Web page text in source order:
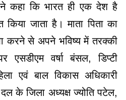
ने कहा कि भारत ही एक देश है
किया जाता है। माता पिता का
करने से अपने भविष्य में तरक्की
वर्षा बंसल, डिप्टी
एवं बाल विकास अधिकारी
के जिला अध्यक्ष ज्योति पटेल,